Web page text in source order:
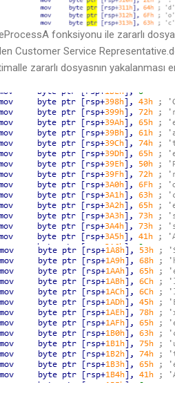
fonksiyonu ile zararlı dosya
Customer Service
zararlı dosyasnın yakalanması